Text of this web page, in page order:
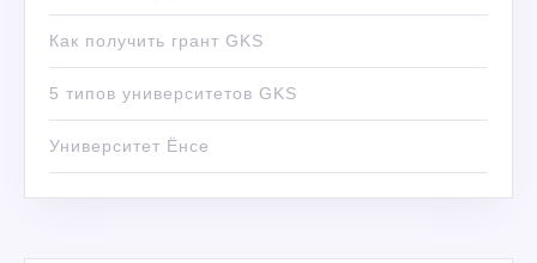
Как получить грант GKS
5 типов университетов GKS
Университет Ёнсе